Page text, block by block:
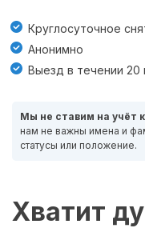
Круглосуточное
Анонимно
Выезд в течении 20
Мы не ставим на учёт
нам не важны имена и
статусы или положение.
Хватит